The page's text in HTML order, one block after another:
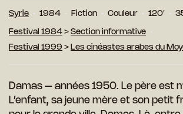
Syrie 1984 Fiction Couleur 120′
Festival 1984 > Section informative
Festival 1999 > Les cinéastes arabes du
Damas – années 1950. Le père est
L’enfant, sa jeune mère et son petit